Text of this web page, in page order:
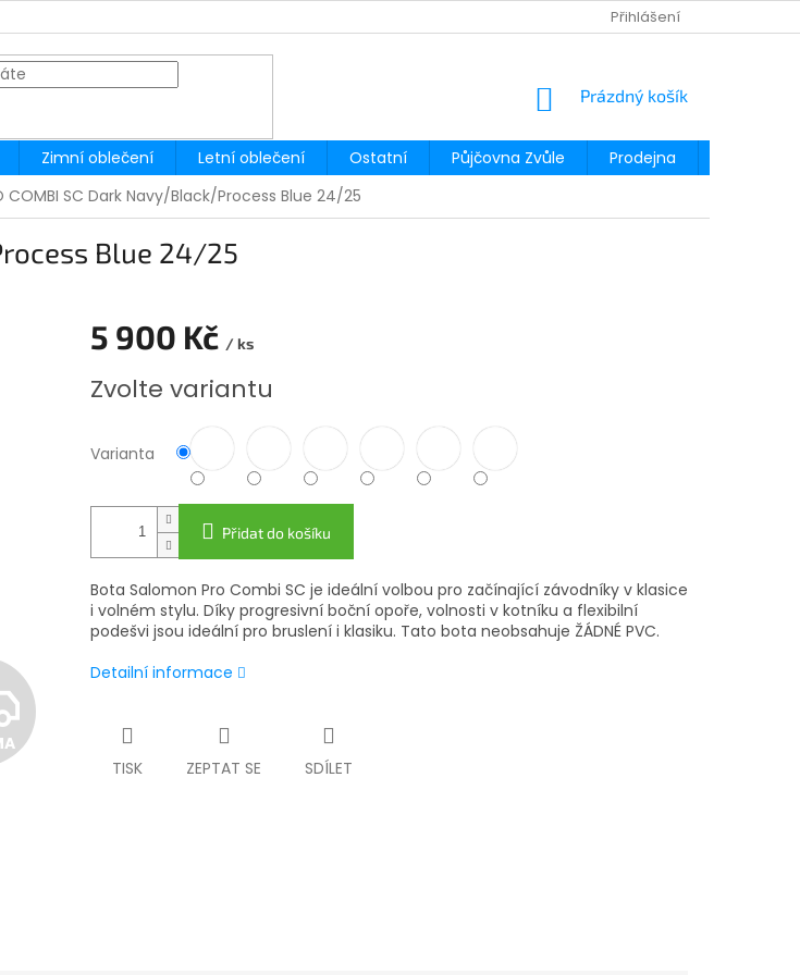
Přihlášení
NÁKUPNÍ
Prázdný košík
Zimní oblečení Letní oblečení Ostatní Půjčovna Zvůle Prodejna
COMBI SC Dark Navy/Black/Process Blue 24/25
Blue 24/25
Z
5 900 Kč / ks
cena:
Zvolte variantu
Varianta
Přidat do košíku
Bota Salomon Pro Combi SC je ideální volbou pro začínající závodníky v klasice
i volném stylu. Díky progresivní boční opoře, volnosti v kotníku a flexibilní
podešvi jsou ideální pro bruslení i klasiku. Tato bota neobsahuje ŽÁDNÉ PVC.
Detailní informace
TISK ZEPTAT SE SDÍLET